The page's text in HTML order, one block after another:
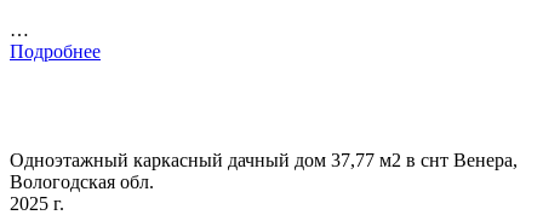
…
Подробнее
Одноэтажный каркасный дачный дом 37,77 м2 в снт Венера,
Вологодская обл.
2025 г.